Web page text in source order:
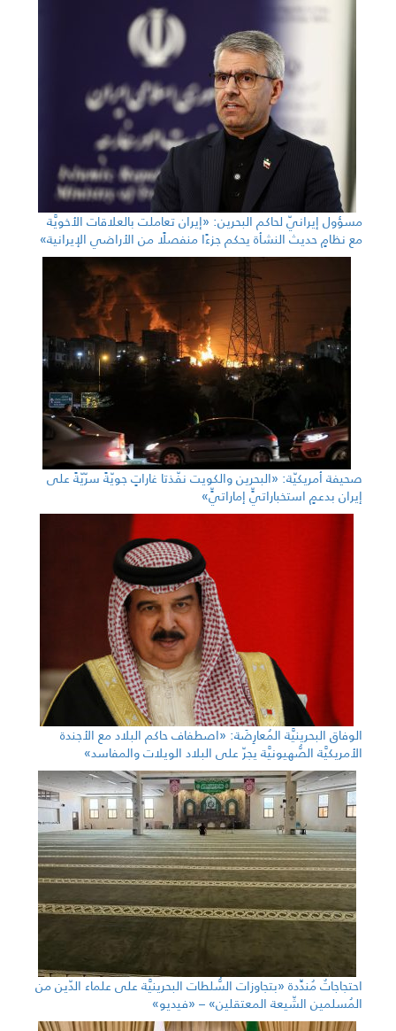
مسؤول إيرانيّ لحاكم البحرين: «إيران تعاملت بالعلاقات الأخويَّة
مع نظامٍ حديث النشأة يحكم جزءًا منفصلًا من الأراضي الإيرانية»
صحيفة أمريكيّة: «البحرين والكويت نفّذتا غاراتٍ جويّةً سرّيّةً على
إيران بدعمٍ استخباراتيٍّ إماراتيٍّ»
الوفاق البحرينيَّة المُعارِضَة: «اصطفاف حاكم البلاد مع الأجندة
الأمريكيَّة الصُّهيونيَّة يجرّ على البلاد الويلات والمفاسد»
احتجاجاتٌ مُندِّدة «بتجاوزات السُّلطات البحرينيَّة على علماء الدّين من
المُسلمين الشّيعة المعتقلين» – «فيديو»